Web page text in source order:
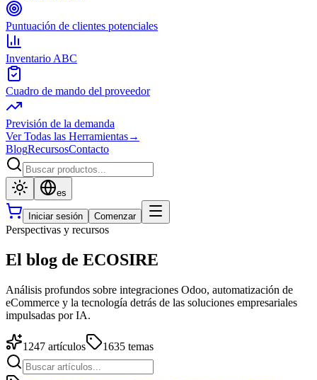
Puntuación de clientes potenciales
Inventario ABC
Cuadro de mando del proveedor
Previsión de la demanda
Ver Todas las Herramientas→
BlogRecursosContacto
es
Iniciar sesión Comenzar
Perspectivas y recursos
El blog de ECOSIRE
Análisis profundos sobre integraciones Odoo, automatización de
eCommerce y la tecnología detrás de las soluciones empresariales
impulsadas por IA.
1247 artículos 1635 temas